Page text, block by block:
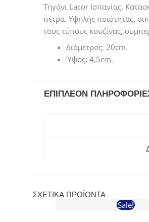
Τηγάνι Lacor Ισπανίας.
πέτρα. Υψηλής ποιότητας,
τους τύπους κουζίνας,
Διάμετρος: 20cm.
Ύψος: 4,5cm.
ΕΠΙΠΛΈΟΝ
ΣΧΕΤΙΚΆ ΠΡΟΪΌΝΤΑ
Sale!